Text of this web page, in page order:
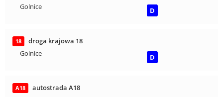
Golnice
D
18
droga krajowa 18
Golnice
D
A18
autostrada A18